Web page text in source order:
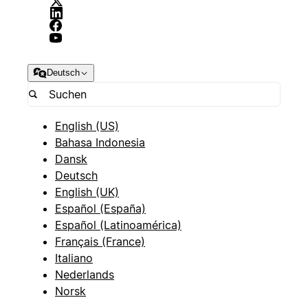
Deutsch
English (US)
Bahasa Indonesia
Dansk
Deutsch
English (UK)
Español (España)
Español (Latinoamérica)
Français (France)
Italiano
Nederlands
Norsk